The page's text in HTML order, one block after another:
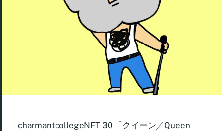
charmantcollegeNFT 30 「クイーン／Queen」